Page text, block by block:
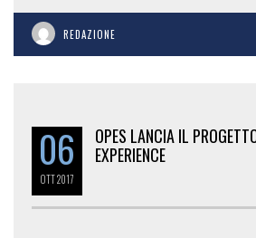
REDAZIONE
06
OTT2017
OPES LANCIA IL
EXPERIENCE